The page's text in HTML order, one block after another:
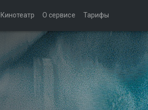
Кинотеатр О сервисе Тарифы